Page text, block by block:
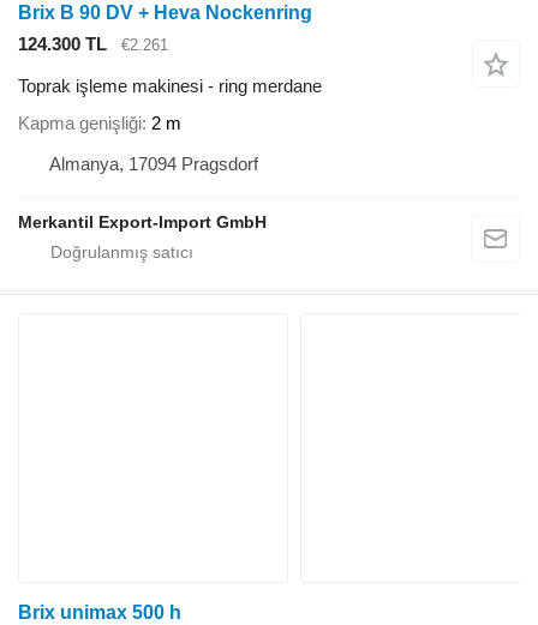
Brix B 90 DV + Heva Nockenring
124.300 TL
€2.261
Toprak işleme makinesi - ring merdane
Kapma genişliği 2 m
Almanya, 17094 Pragsdorf
Merkantil Export-Import GmbH
Brix unimax 500 h